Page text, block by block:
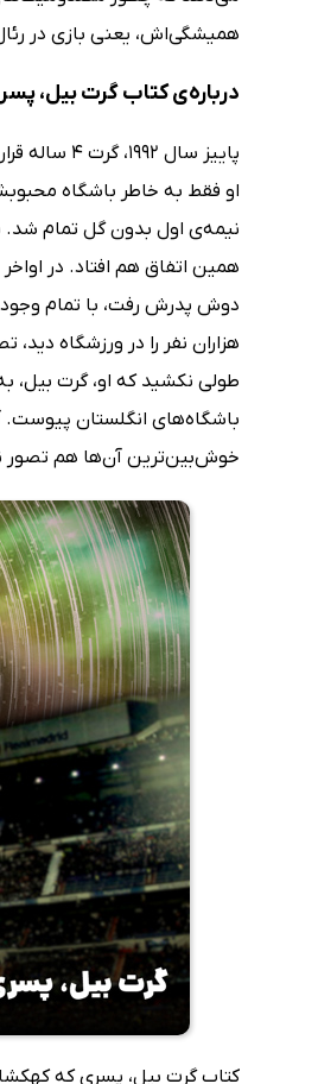
همیشگی‌اش، یعنی بازی در
درباره‌ی کتاب گرت بیل،
پاییز
او فقط به خاطر باشگاه
نیمه‌ی اول بدون گل تمام شد.
همین اتفاق هم افتاد. در
دوش پدرش رفت، با تمام
هزاران نفر را در ورزشگاه
باشگاه‌های انگلستان پیوست.
خوش‌بین‌ترین آن‌ها هم تصور